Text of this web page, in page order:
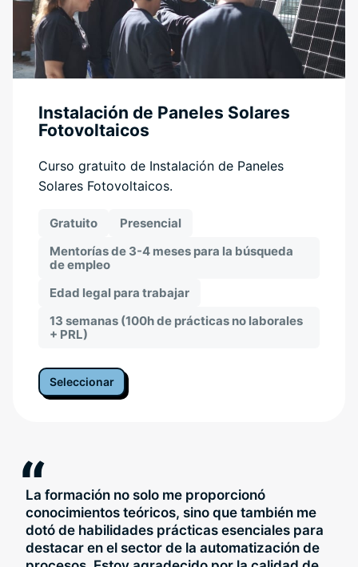
Instalación de Paneles Solares
Fotovoltaicos
Curso gratuito de Instalación de Paneles
Solares Fotovoltaicos.
Gratuito
Presencial
Mentorías de 3-4 meses para la búsqueda
de empleo
Edad legal para trabajar
13 semanas (100h de prácticas no laborales
+ PRL)
Seleccionar
“
La formación no solo me proporcionó
conocimientos teóricos, sino que también me
dotó de habilidades prácticas esenciales para
destacar en el sector de la automatización de